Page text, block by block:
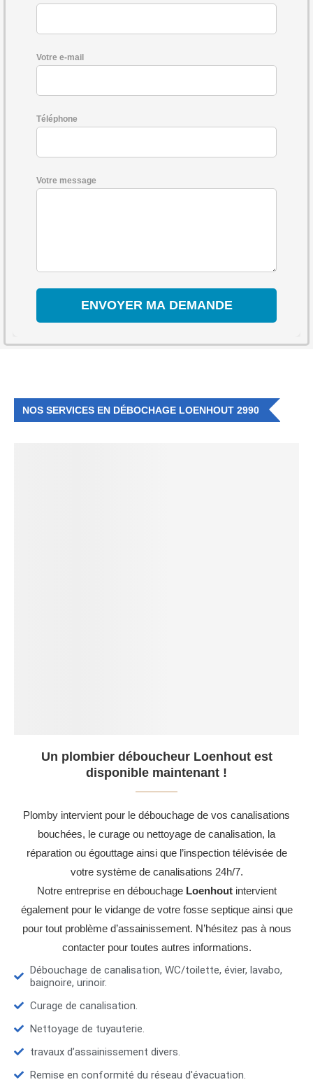
Votre e-mail
Téléphone
Votre message
NOS SERVICES EN DÉBOCHAGE LOENHOUT 2990
Un plombier déboucheur Loenhout est
disponible maintenant !
Plomby intervient pour le débouchage de vos canalisations
bouchées, le curage ou nettoyage de canalisation, la
réparation ou égouttage ainsi que l’inspection télévisée de
votre système de canalisations 24h/7.
Notre entreprise en débouchage Loenhoutintervient
également pour le vidange de votre fosse septique ainsi que
pour tout problème d’assainissement. N’hésitez pas à nous
contacter pour toutes autres informations.
Débouchage de canalisation, WC/toilette, évier, lavabo,
baignoire, urinoir.
Curage de canalisation.
Nettoyage de tuyauterie.
travaux d’assainissement divers.
Remise en conformité du réseau d'évacuation.